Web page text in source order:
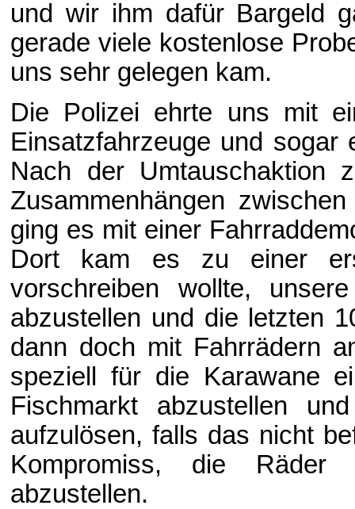
und wir ihm dafür Bargeld
gerade viele kostenlose
uns sehr gelegen kam.
Die Polizei ehrte uns mit
Einsatzfahrzeuge und sogar
Nach der Umtauschaktion
Zusammenhängen
ging es mit einer
Dort kam es zu einer
vorschreiben wollte,
abzustellen und die letzten
dann doch mit Fahrrädern
speziell für die Karawane
Fischmarkt abzustellen
aufzulösen, falls das nicht
Kompromiss, die
abzustellen.